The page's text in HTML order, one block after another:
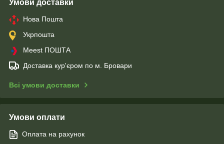
Умови доставки
Нова Пошта
Укрпошта
Meest ПОШТА
Доставка кур'єром по м. Бровари
Всі умови доставки
Умови оплати
Оплата на рахунок